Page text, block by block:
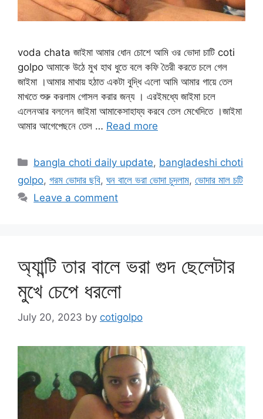
voda chata জাইমা আমার ধোন চোশে আমি ওর ভোদা চাটি coti
golpo আমাকে উঠে মুখ হাথ ধুতে বলে কফি তৈরী করতে চলে গেল
জাইমা ।আমার মাথায় হঠাত একটা বুদ্ধি এলো আমি আমার গায়ে তেল
মাখতে শুরু করলাম গোসল করার জন্য । এরইমধ্যে জাইমা চলে
এলেনআর বললেন জাইমা আমাকেসাহায্য করবে তেল মেখেদিতে ।জাইমা
আমার আগেপেছনে তেল … Read more
Categories
bangla choti daily update, bangladeshi choti
golpo, গরম ভোদার ছবি, ঘন বালে ভরা ভোদা চুদলাম, ভোদার মাল চটি
Leave a comment
অ্যান্টি তার বালে ভরা গুদ ছেলেটার
মুখে চেপে ধরলো
July 20, 2023 by cotigolpo